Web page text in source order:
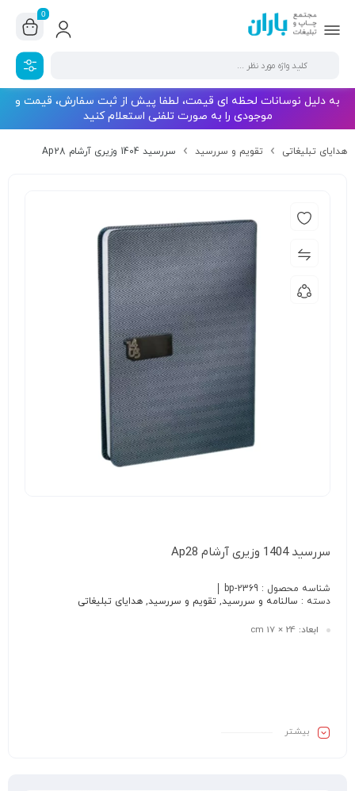
0
به دلیل نوسانات لحظه ای قیمت، لطفا پیش از ثبت سفارش، قیمت و
موجودی را به صورت تلفنی استعلام کنید
هدایای تبلیغاتی تقویم و سررسید سررسید 1404 وزیری آرشام Ap28
سررسید 1404 وزیری آرشام Ap28
شناسه محصول : bp-2369
دسته : سالنامه و سررسید, تقویم و سررسید, هدایای تبلیغاتی
ابعاد:
بیشـتر